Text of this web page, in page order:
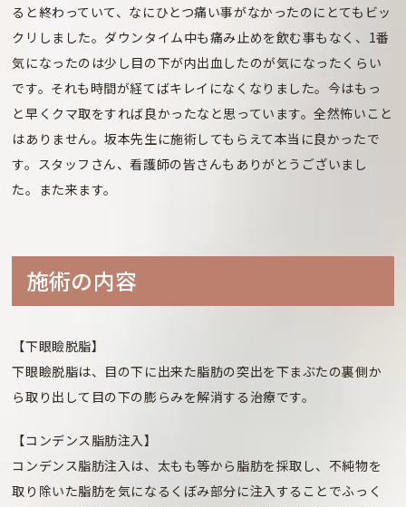
ると終わっていて、なにひとつ痛い事がなかったのにとてもビッ
クリしました。ダウンタイム中も痛み止めを飲む事もなく、1番
気になったのは少し目の下が内出血したのが気になったくらい
です。それも時間が経てばキレイになくなりました。今はもっ
と早くクマ取をすれば良かったなと思っています。全然怖いこと
はありません。坂本先生に施術してもらえて本当に良かったで
す。スタッフさん、看護師の皆さんもありがとうございまし
た。また来ます。
施術の内容
【下眼瞼脱脂】
下眼瞼脱脂は、目の下に出来た脂肪の突出を下まぶたの裏側か
ら取り出して目の下の膨らみを解消する治療です。
【コンデンス脂肪注入】
コンデンス脂肪注入は、太もも等から脂肪を採取し、不純物を
取り除いた脂肪を気になるくぼみ部分に注入することでふっく